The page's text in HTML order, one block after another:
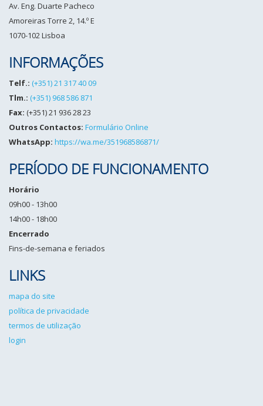
Av. Eng. Duarte Pacheco
Amoreiras Torre 2, 14.º E
1070-102 Lisboa
INFORMAÇÕES
Telf.: (+351) 21 317 40 09
Tlm.: (+351) 968 586 871
Fax: (+351) 21 936 28 23
Outros Contactos: Formulário Online
WhatsApp: https://wa.me/351968586871/
PERÍODO DE FUNCIONAMENTO
Horário
09h00 - 13h00
14h00 - 18h00
Encerrado
Fins-de-semana e feriados
LINKS
mapa do site
política de privacidade
termos de utilização
login